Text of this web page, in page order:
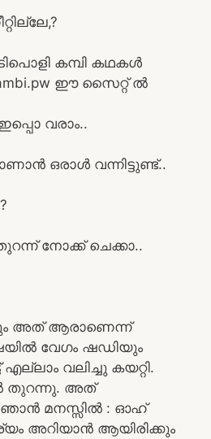
കമ്പി കഥകൾ
ഈ സൈറ്റ് ൽ
വരാം..
ഒരാൾ വന്നിട്ടുണ്ട്..
നോക്ക് ചെക്കാ..
അത് ആരാണെന്ന്
വേഗം ഷഡിയും
വലിച്ചു കയറ്റി.
തുറന്നു. അത്
(ഞാൻ മനസ്സിൽ : ഓഹ്
അറിയാൻ ആയിരിക്കും